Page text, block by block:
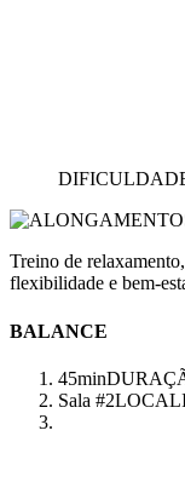
Treino de
flexibilidade e bem-
BALANCE
45min
Sala #2